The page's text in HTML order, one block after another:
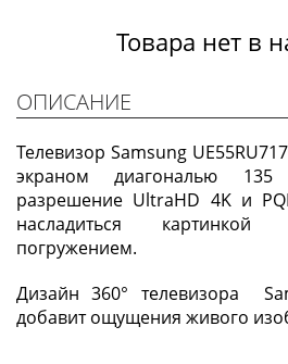
Товара нет в
ОПИСАНИЕ
Телевизор Samsung
экраном диагональю 135
разрешение UltraHD 4K и
насладиться
погружением.
Дизайн 360° телевизора
добавит ощущения живого